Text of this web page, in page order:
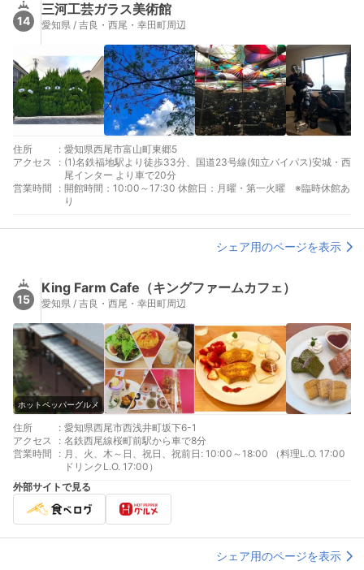
14
三河工芸ガラス美術館
愛知県 / 吉良・西尾・幸田町周辺
住所 : 愛知県西尾市富山町東郷5
アクセス
: (1)名鉄福地駅より徒歩33分、国道23号線(知立バイパス)安城・西
尾インター より車で20分
営業時間
: 開館時間：10:00～17:30 休館日：月曜・第一火曜 ※臨時休館あ
り
シェア用のページを表示
15
King Farm Cafe（キングファームカフェ）
愛知県 / 吉良・西尾・幸田町周辺
ホットペッパーグルメ
住所 : 愛知県西尾市西浅井町坂下6-1
アクセス
: 名鉄西尾線桜町前駅から車で8分
営業時間
: 月、火、木～日、祝日、祝前日: 10:00～18:00 （料理L.O. 17:00
ドリンクL.O. 17:00）
外部サイトで見る
シェア用のページを表示